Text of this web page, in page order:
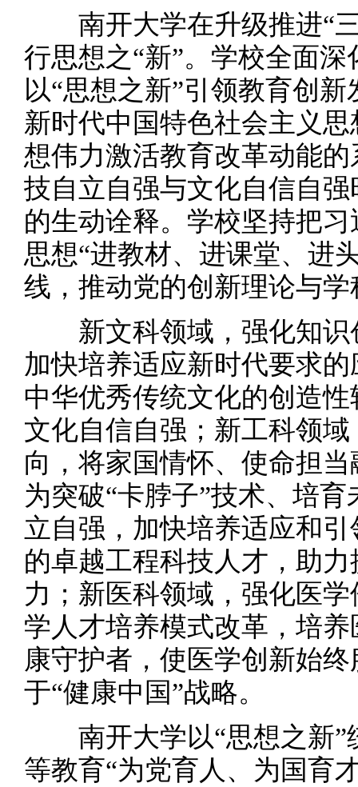
南开大学在升级推进“三
行思想之“新”。学校全面
以“思想之新”引领教育创
新时代中国特色社会主义
想伟力激活教育改革动能
技自立自强与文化自信自
的生动诠释。学校坚持把
思想“进教材、进课堂、进
线，推动党的创新理论与
新文科领域，强化知识
加快培养适应新时代要求
中华优秀传统文化的创造
文化自信自强；新工科领
向，将家国情怀、使命担
为突破“卡脖子”技术、培
立自强，加快培养适应和
的卓越工程科技人才，助
力；新医科领域，强化医
学人才培养模式改革，培
康守护者，使医学创新始
于“健康中国”战略。
南开大学以“思想之新”
等教育“为党育人、为国育